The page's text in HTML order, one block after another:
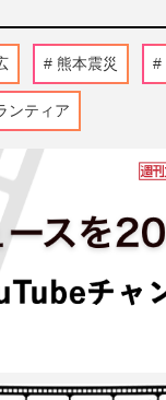
熊本震災
ンティア